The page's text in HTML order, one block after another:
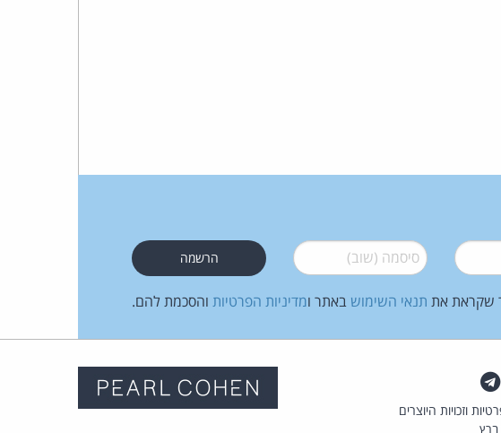
סיסמה (שוב)*
שקראת את תנאי השימוש באתר ומדיניות הפרטיות והסכמת להם.
פייסבוק
וזכויות היוצרים